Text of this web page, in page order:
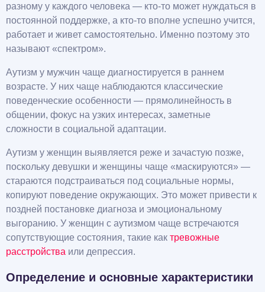
разному у каждого человека — кто-то может нуждаться в
постоянной поддержке, а кто-то вполне успешно учится,
работает и живет самостоятельно. Именно поэтому это
называют «спектром».
Аутизм у мужчин чаще диагностируется в раннем
возрасте. У них чаще наблюдаются классические
поведенческие особенности — прямолинейность в
общении, фокус на узких интересах, заметные
сложности в социальной адаптации.
Аутизм у женщин выявляется реже и зачастую позже,
поскольку девушки и женщины чаще «маскируются» —
стараются подстраиваться под социальные нормы,
копируют поведение окружающих. Это может привести к
поздней постановке диагноза и эмоциональному
выгоранию. У женщин с аутизмом чаще встречаются
сопутствующие состояния, такие как тревожные
расстройства или депрессия.
Определение и основные характеристики